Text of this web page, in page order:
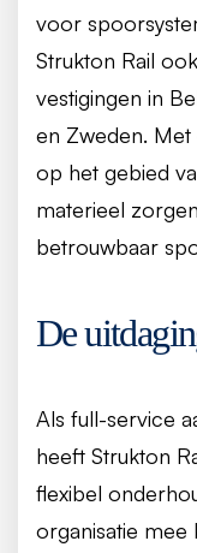
voor
Strukton Rail
vestigingen in
en Zweden.
op het gebied
materieel
betrouwbaar
De
Als full-service
heeft Strukton
flexibel
organisatie mee